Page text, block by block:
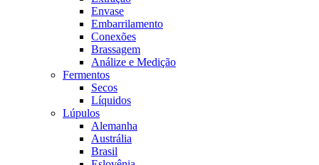
Envase
Embarrilamento
Conexões
Brassagem
Análize e Medição
Fermentos
Secos
Líquidos
Lúpulos
Alemanha
Austrália
Brasil